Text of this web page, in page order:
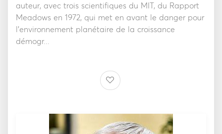
auteur, avec trois scientifiques du MIT, du Rapport
Meadows en 1972, qui met en avant le danger pour
l'environnement planétaire de la croissance
démogr...